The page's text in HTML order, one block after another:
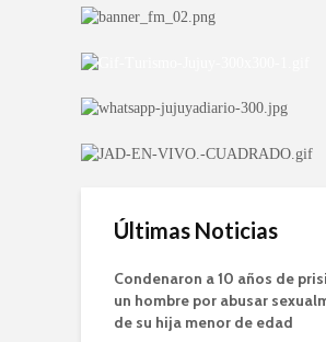
Últimas Noticias
Condenaron a 10 años de
un hombre por abusar
de su hija menor de edad